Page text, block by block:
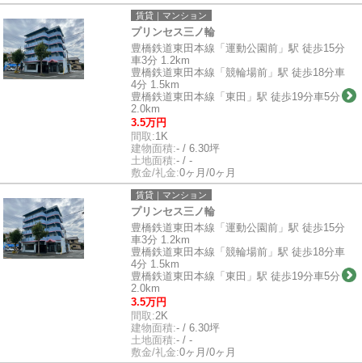
賃貸｜マンション
プリンセス三ノ輪
豊橋鉄道東田本線「運動公園前」駅 徒歩15分
車3分 1.2km
豊橋鉄道東田本線「競輪場前」駅 徒歩18分車
4分 1.5km
豊橋鉄道東田本線「東田」駅 徒歩19分車5分
2.0km
3.5万円
間取:1K
建物面積:- / 6.30坪
土地面積:- / -
敷金/礼金:0ヶ月/0ヶ月
賃貸｜マンション
プリンセス三ノ輪
豊橋鉄道東田本線「運動公園前」駅 徒歩15分
車3分 1.2km
豊橋鉄道東田本線「競輪場前」駅 徒歩18分車
4分 1.5km
豊橋鉄道東田本線「東田」駅 徒歩19分車5分
2.0km
3.5万円
間取:2K
建物面積:- / 6.30坪
土地面積:- / -
敷金/礼金:0ヶ月/0ヶ月